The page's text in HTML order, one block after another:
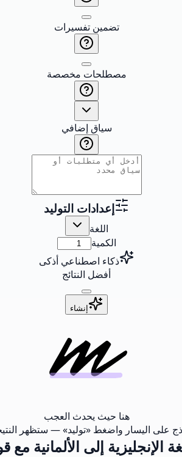
تضمين تفسيرات
مصطلحات مخصصة
سياق إضافي
إعدادات التوليد
اللغة
الكمية
ذكاء اصطناعي أذكى
أفضل النتائج
إنشاء
هنا حيث يحدث العجب
على اليسار واضغط «توليد» — ستظهر
الإنجليزية إلى الألمانية مع